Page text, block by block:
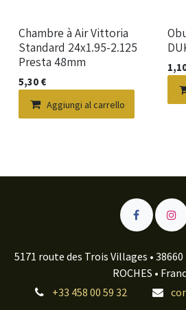
Nuovo!
Chambre à Air Vittoria
Standard 24x1.95-2.125
Presta 48mm
5,30 €
Aggiungi al carrello
5171 route des Trois Villages • 38660
ROCHES •
+33 458 00 59 32